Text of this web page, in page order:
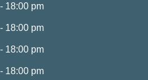
18:00 pm
18:00 pm
18:00 pm
18:00 pm